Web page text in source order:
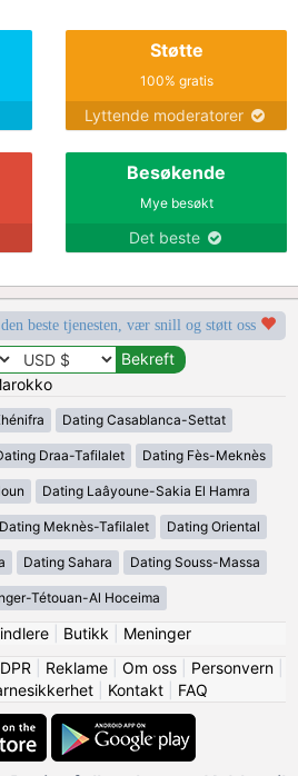
Støtte
100% gratis
Lyttende moderatorer
Besøkende
Mye besøkt
Det beste
beste tjenesten, vær snill og støtt oss
Dating Casablanca-Settat
Draa-Tafilalet Dating Fès-Meknès
Dating Laâyoune-Sakia El Hamra
Dating Meknès-Tafilalet Dating Oriental
Dating Sahara Dating Souss-Massa
Tétouan-Al Hoceima
| Butikk
Meninger
Reklame| Om oss| Personvern|
Kontakt FAQ